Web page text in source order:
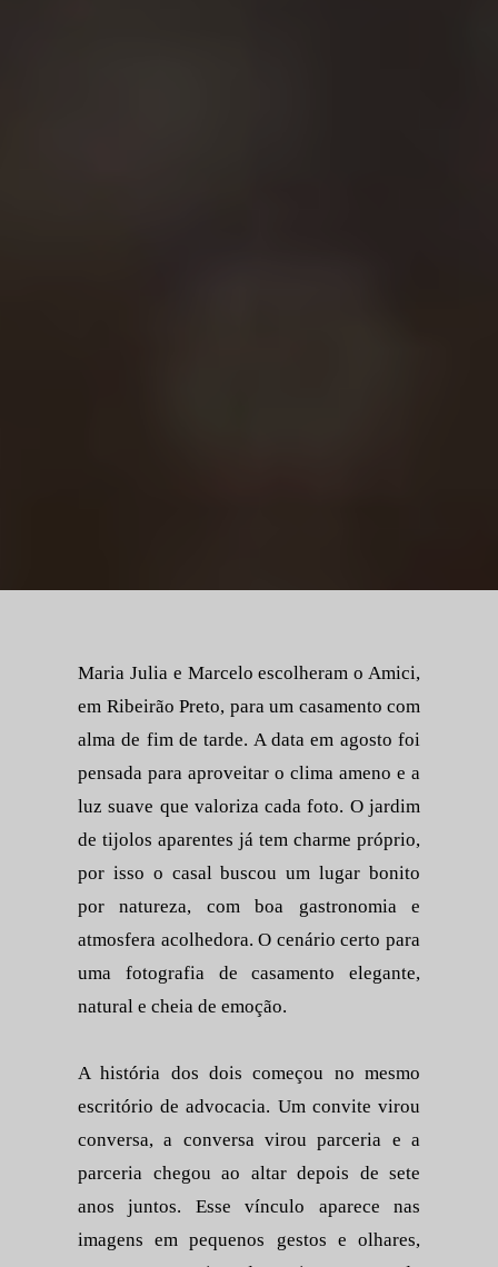
Maria Julia e Marcelo escolheram o Amici,
em Ribeirão Preto, para um casamento com
alma de fim de tarde. A data em agosto foi
pensada para aproveitar o clima ameno e a
luz suave que valoriza cada foto. O jardim
de tijolos aparentes já tem charme próprio,
por isso o casal buscou um lugar bonito
por natureza, com boa gastronomia e
atmosfera acolhedora. O cenário certo para
uma fotografia de casamento elegante,
natural e cheia de emoção.
A história dos dois começou no mesmo
escritório de advocacia. Um convite virou
conversa, a conversa virou parceria e a
parceria chegou ao altar depois de sete
anos juntos. Esse vínculo aparece nas
imagens em pequenos gestos e olhares,